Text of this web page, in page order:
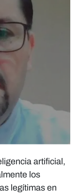
artificial,
los
legítimas en